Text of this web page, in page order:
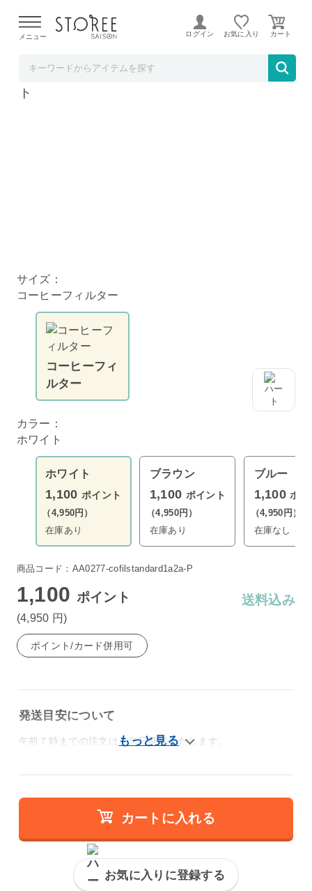
よる配送遅延が発生しております。
メニュー ログイン お気に入り
COFIL StanDarD コーヒーフィルター ホワイ
ト
サイズ：
コーヒーフィルター
コーヒーフィ
ルター
カラー：
ホワイト
ホワイト
1,100 ポイント
（4,950円）
在庫あり
ブラウン
1,100 ポイント
（4,950円）
在庫あり
ブルー
1,100ポイ
（4,950円）
在庫なし
商品コード：AA0277-cofilstandard1a2a-P
1,100 ポイント
(4,950 円)
送料込み
ポイント/カード併用可
発送目安について
午前７時までの注文は、当日発送いたします。
カートに入れる
お気に入りに登録する